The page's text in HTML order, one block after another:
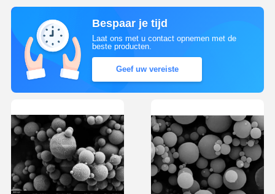
Bespaar je tijd
Laat ons met u contact opnemen met de
beste producten.
Geef uw vereiste